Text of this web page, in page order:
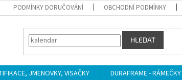
PODMÍNKY DORUČOVÁNÍ OBCHODNÍ PODMÍNKY
HLEDAT
JMENOVKY, VISAČKY DURAFRAME - RÁMEČKY